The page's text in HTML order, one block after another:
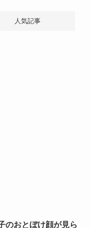
人気記事
のおとぼけ顔が見ら